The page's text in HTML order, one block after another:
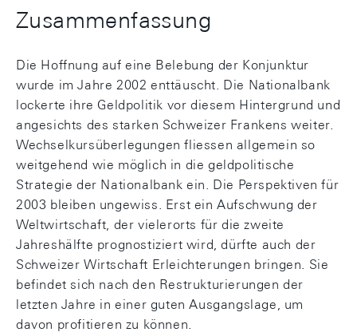
Zusammenfassung
Die Hoffnung auf eine Belebung der Konjunktur
wurde im Jahre 2002 enttäuscht. Die Nationalbank
lockerte ihre Geldpolitik vor diesem Hintergrund und
angesichts des starken Schweizer Frankens weiter.
Wechselkursüberlegungen fliessen allgemein so
weitgehend wie möglich in die geldpolitische
Strategie der Nationalbank ein. Die Perspektiven für
2003 bleiben ungewiss. Erst ein Aufschwung der
Weltwirtschaft, der vielerorts für die zweite
Jahreshälfte prognostiziert wird, dürfte auch der
Schweizer Wirtschaft Erleichterungen bringen. Sie
befindet sich nach den Restrukturierungen der
letzten Jahre in einer guten Ausgangslage, um
davon profitieren zu können.